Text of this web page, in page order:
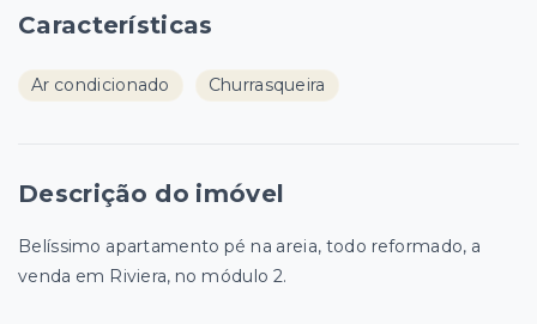
Características
Ar condicionado Churrasqueira
Descrição do imóvel
Belíssimo apartamento pé na areia, todo reformado, a
venda em Riviera, no módulo 2.